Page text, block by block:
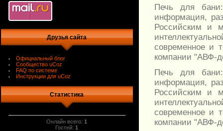
Друзья сайта
Официальный блог
Сообщество uCoz
FAQ по системе
Инструкции для uCoz
Статистика
Онлайн всего:1
Гостей:1
Печь для
информация,
Российским и
современное и
компании "АВФ-
Печь для
информация,
Российским и
современное и
компании "АВФ-